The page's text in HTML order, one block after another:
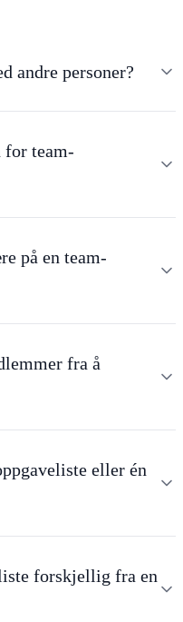
andre personer?
for team-
på en team-
fra å
eller én
forskjellig fra en